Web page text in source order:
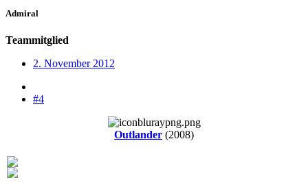
Admiral
Teammitglied
2. November 2012
#4
Outlander (2008)